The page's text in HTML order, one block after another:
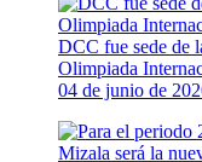
DCC fue sede de
Olimpiada
04 de junio de